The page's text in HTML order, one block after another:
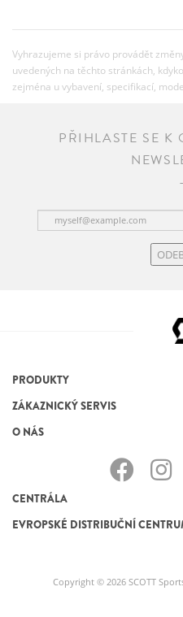
Vyhrazujeme si právo provádět
uvedených na těchto stránkách,
zejména u vybavení, specifikací,
PŘIHLASTE SE K
PRODUKTY
ZÁKAZNICKÝ SERVIS
O NÁS
CENTRÁLA
EVROPSKÉ DISTRIBUČNÍ
Copyright © 2026 SCOTT